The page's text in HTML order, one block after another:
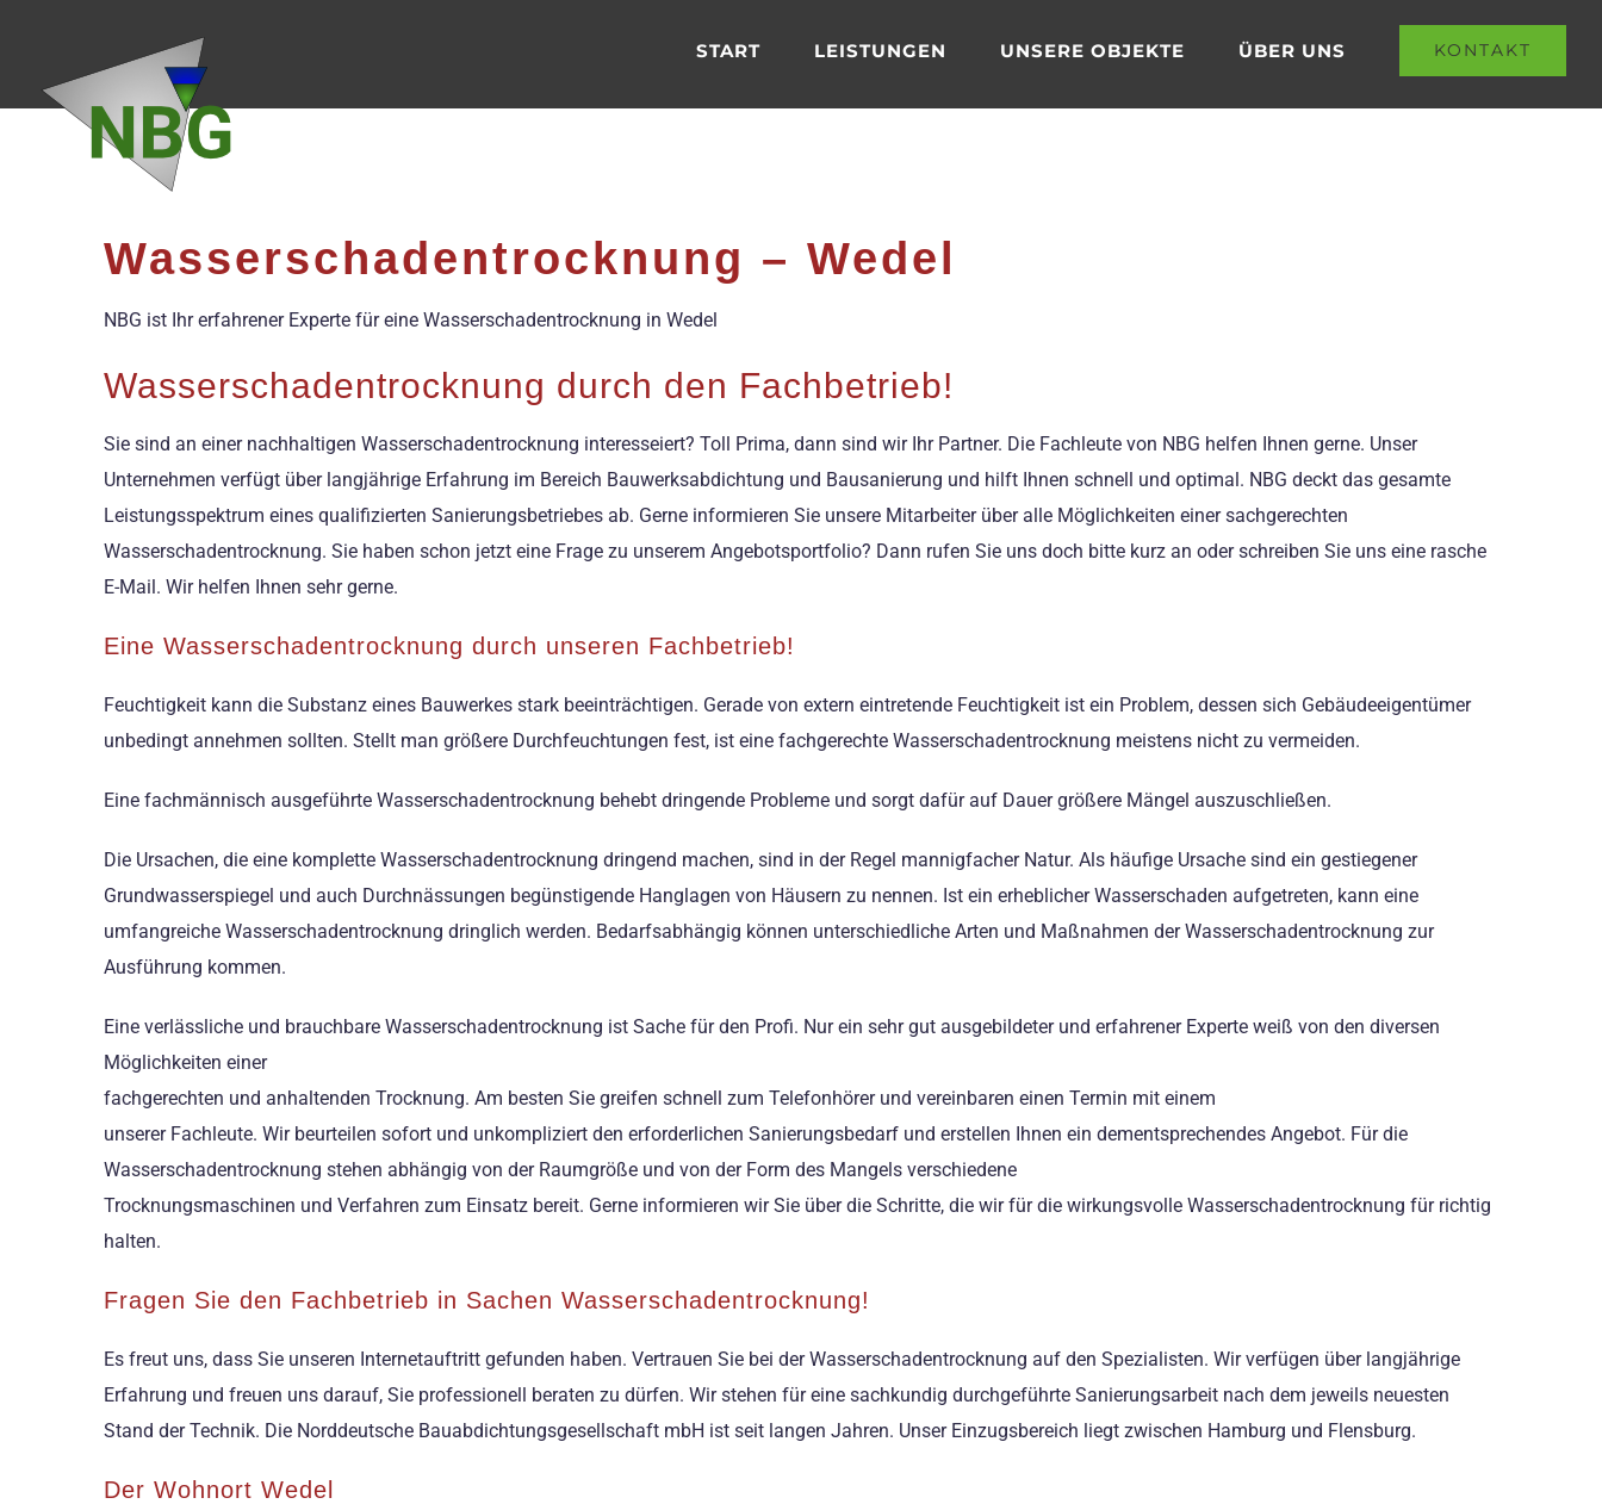
springen
START LEISTUNGEN UNSERE OBJEKTE ÜBER UNS KONTAKT
Wasserschadentrocknung – Wedel
NBG ist Ihr erfahrener Experte für eine Wasserschadentrocknung in Wedel
Wasserschadentrocknung durch den Fachbetrieb!
Sie sind an einer nachhaltigen Wasserschadentrocknung interesseiert? Toll Prima, dann sind wir Ihr Partner. Die Fachleute von NBG helfen Ihnen gerne. Unser
Unternehmen verfügt über langjährige Erfahrung im Bereich Bauwerksabdichtung und Bausanierung und hilft Ihnen schnell und optimal. NBG deckt das gesamte
Leistungsspektrum eines qualifizierten Sanierungsbetriebes ab. Gerne informieren Sie unsere Mitarbeiter über alle Möglichkeiten einer sachgerechten
Wasserschadentrocknung. Sie haben schon jetzt eine Frage zu unserem Angebotsportfolio? Dann rufen Sie uns doch bitte kurz an oder schreiben Sie uns eine rasche
E-Mail. Wir helfen Ihnen sehr gerne.
Eine Wasserschadentrocknung durch unseren Fachbetrieb!
Feuchtigkeit kann die Substanz eines Bauwerkes stark beeinträchtigen. Gerade von extern eintretende Feuchtigkeit ist ein Problem, dessen sich Gebäudeeigentümer
unbedingt annehmen sollten. Stellt man größere Durchfeuchtungen fest, ist eine fachgerechte Wasserschadentrocknung meistens nicht zu vermeiden.
Eine fachmännisch ausgeführte Wasserschadentrocknung behebt dringende Probleme und sorgt dafür auf Dauer größere Mängel auszuschließen.
Die Ursachen, die eine komplette Wasserschadentrocknung dringend machen, sind in der Regel mannigfacher Natur. Als häufige Ursache sind ein gestiegener
Grundwasserspiegel und auch Durchnässungen begünstigende Hanglagen von Häusern zu nennen. Ist ein erheblicher Wasserschaden aufgetreten, kann eine
umfangreiche Wasserschadentrocknung dringlich werden. Bedarfsabhängig können unterschiedliche Arten und Maßnahmen der Wasserschadentrocknung zur
Ausführung kommen.
Eine verlässliche und brauchbare Wasserschadentrocknung ist Sache für den Profi. Nur ein sehr gut ausgebildeter und erfahrener Experte weiß von den diversen
Möglichkeiten einer
fachgerechten und anhaltenden Trocknung. Am besten Sie greifen schnell zum Telefonhörer und vereinbaren einen Termin mit einem
unserer Fachleute. Wir beurteilen sofort und unkompliziert den erforderlichen Sanierungsbedarf und erstellen Ihnen ein dementsprechendes Angebot. Für die
Wasserschadentrocknung stehen abhängig von der Raumgröße und von der Form des Mangels verschiedene
Trocknungsmaschinen und Verfahren zum Einsatz bereit. Gerne informieren wir Sie über die Schritte, die wir für die wirkungsvolle Wasserschadentrocknung für richtig
halten.
Fragen Sie den Fachbetrieb in Sachen Wasserschadentrocknung!
Es freut uns, dass Sie unseren Internetauftritt gefunden haben. Vertrauen Sie bei der Wasserschadentrocknung auf den Spezialisten. Wir verfügen über langjährige
Erfahrung und freuen uns darauf, Sie professionell beraten zu dürfen. Wir stehen für eine sachkundig durchgeführte Sanierungsarbeit nach dem jeweils neuesten
Stand der Technik. Die Norddeutsche Bauabdichtungsgesellschaft mbH ist seit langen Jahren. Unser Einzugsbereich liegt zwischen Hamburg und Flensburg.
Der Wohnort Wedel